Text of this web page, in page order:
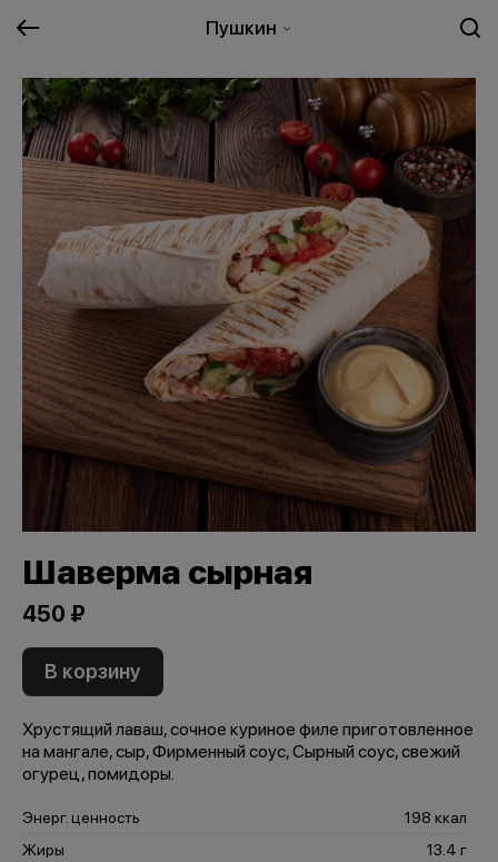
Пушкин
Шаверма сырная
450 ₽
В корзину
Хрустящий лаваш, сочное куриное филе приготовленное
на мангале, сыр, Фирменный соус, Сырный соус, свежий
огурец, помидоры.
Энерг. ценность
198 ккал
Жиры
13.4 г